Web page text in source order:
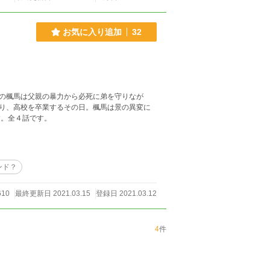
お気に入り追加 32
馬は父親の暴力から必死に弟を守りなが
、高校を卒業するその日。楓馬は景の異変に
全４話です。
？
最終更新日 2021.03.15 登録日 2021.03.12
4件